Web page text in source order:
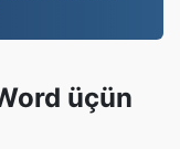
üçün